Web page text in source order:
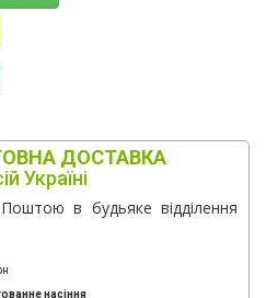
ДОСТАВКА
Україні
в будьяке відділення
насіння